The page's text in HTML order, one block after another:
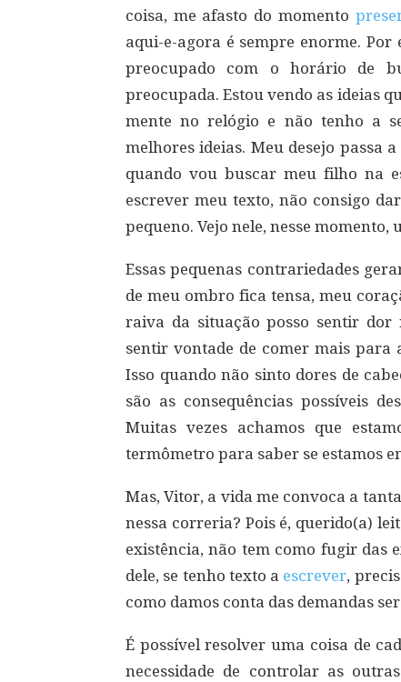
coisa, me afasto do momento
aqui-e-agora é sempre enorme. Por
preocupado com o horário de
preocupada. Estou vendo as ideias
mente no relógio e não tenho a
melhores ideias. Meu desejo passa
quando vou buscar meu filho na
escrever meu texto, não consigo
pequeno. Vejo nele, nesse
Essas pequenas contrariedades
de meu ombro fica tensa, meu
raiva da situação posso sentir
sentir vontade de comer mais para
Isso quando não sinto dores de
são as consequências possíveis
Muitas vezes achamos que
termômetro para saber se estamos
Mas, Vitor, a vida me convoca a
nessa correria? Pois é, querido(a)
existência, não tem como fugir das
dele, se tenho texto a escrever,
como damos conta das demandas
É possível resolver uma coisa de
necessidade de controlar as